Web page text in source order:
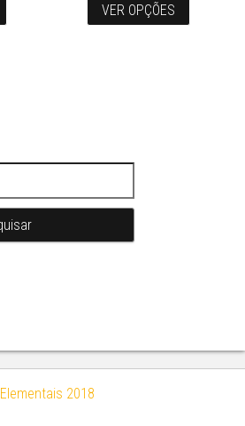
VER OPÇÕES
Elementais 2018